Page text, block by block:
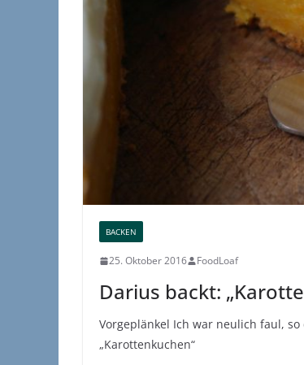
BACKEN
25. Oktober 2016 FoodLoaf
Darius backt:
Vorgeplänkel Ich war neulich faul,
„Karottenkuchen“